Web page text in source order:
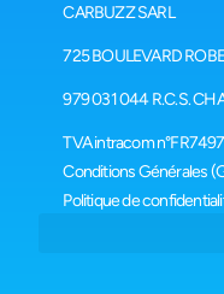
CARBUZZ SARL
725 BOULEVARD
979 031 044 R.C.S.
TVA intracom
Conditions Générales
Politique de